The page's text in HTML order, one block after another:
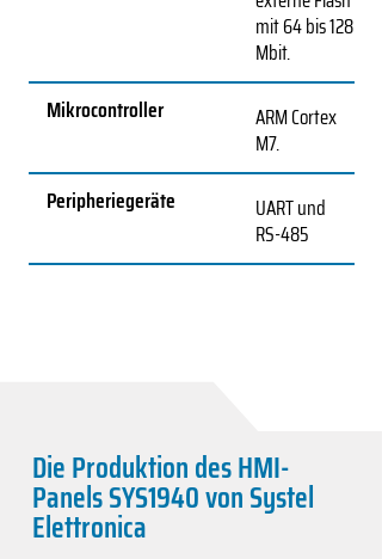
mit 64 bis 128
Mbit.
Mikrocontroller
ARM Cortex
M7.
Peripheriegeräte
UART und
RS-485
Die Produktion des HMI-
Panels SYS1940 von Systel
Elettronica